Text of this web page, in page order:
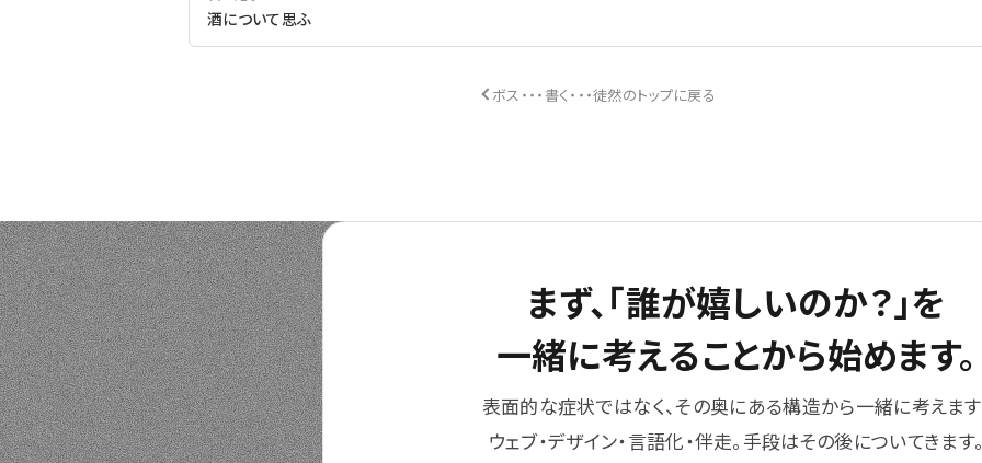
酒について思ふ
ボス・・・書く・・・徒然のトップに戻る
まず、「誰が嬉しいのか？」を
一緒に考えることから始めます。
表面的な症状ではなく、その奥にある構造から一緒に考えます
ウェブ・デザイン・言語化・伴走。手段はその後についてきます